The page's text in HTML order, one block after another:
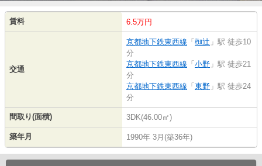
賃料 6.5万円
交通
京都地下鉄東西線 「 椥辻 」駅 徒歩10
分
京都地下鉄東西線 「 小野 」駅 徒歩21
分
京都地下鉄東西線 「 東野 」駅 徒歩24
分
間取り(面積) 3DK(46.00㎡)
築年月 1990年 3月(築36年)